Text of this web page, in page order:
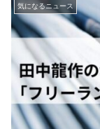
気になるニュース